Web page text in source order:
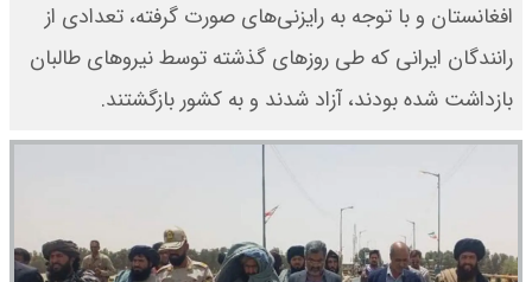
افغانستان و با توجه به رایزنی‌های صورت گرفته، تعدادی از
رانندگان ایرانی که طی روز‌های گذشته توسط نیرو‌های طالبان
بازداشت شده بودند، آزاد شدند و به کشور بازگشتند.